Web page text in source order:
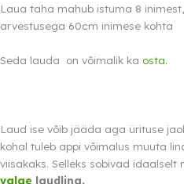
Laua taha mahub istuma 8
arvestusega 60cm inimese kohta
Seda lauda on võimalik ka osta.
Laud ise võib jääda aga ürituse
kohal tuleb appi võimalus muuta
viisakaks. Selleks sobivad idaalselt
valge laudlina.